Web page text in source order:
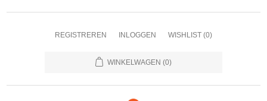
REGISTREREN INLOGGEN WISHLIST (0)
WINKELWAGEN (0)